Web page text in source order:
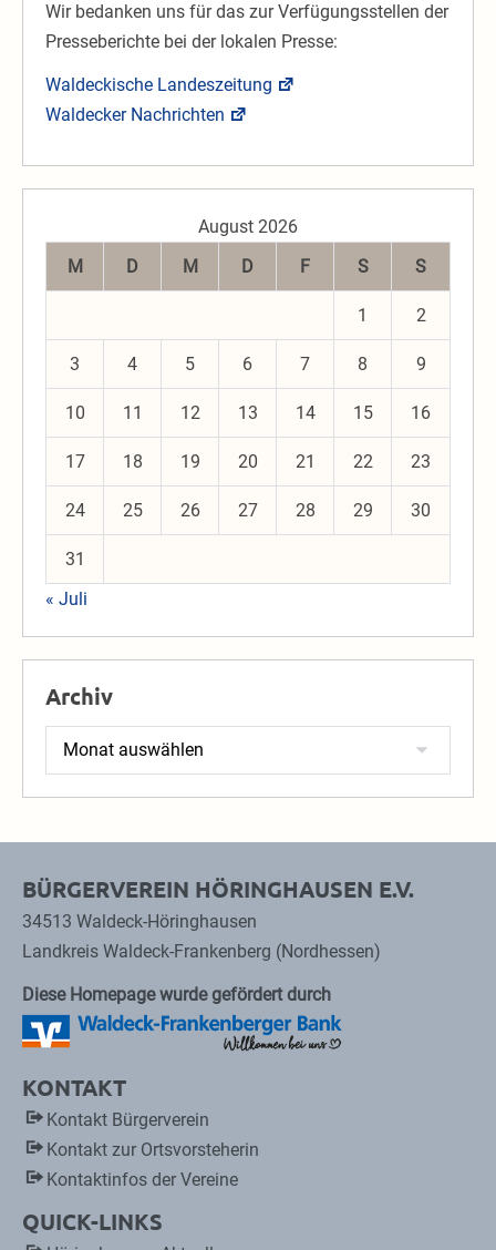
Wir bedanken uns für das zur Verfügungsstellen der
Presseberichte bei der lokalen Presse:
Waldeckische Landeszeitung
Waldecker Nachrichten
August 2026
M
D M D F S S
1 2
3 4 5 6 7 8 9
10 11 12 13 14 15 16
17 18 19 20 21 22 23
24 25 26 27 28 29 30
31
« Juli
Archiv
Archiv
BÜRGERVEREIN HÖRINGHAUSEN E.V.
34513 Waldeck-Höringhausen
Landkreis Waldeck-Frankenberg (Nordhessen)
Diese Homepage wurde gefördert durch
KONTAKT
Kontakt Bürgerverein
Kontakt zur Ortsvorsteherin
Kontaktinfos der Vereine
QUICK-LINKS